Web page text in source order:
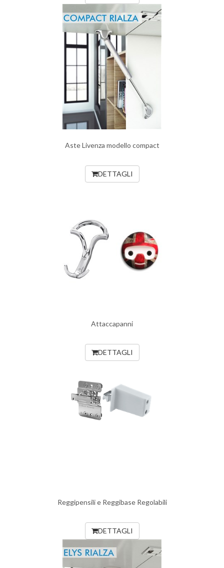
Aste Livenza modello compact
DETTAGLI
Attaccapanni
DETTAGLI
Reggipensili e Reggibase Regolabili
DETTAGLI